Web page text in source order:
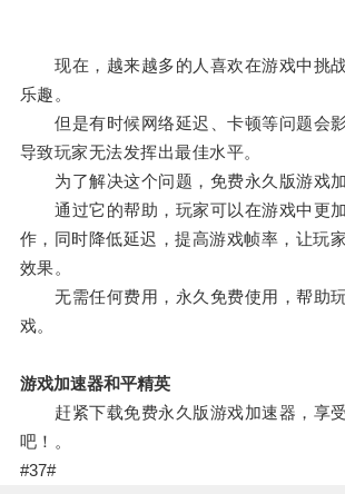
现在，越来越多的人喜欢在游戏中挑
乐趣。
但是有时候网络延迟、卡顿等问题会影
导致玩家无法发挥出最佳水平。
为了解决这个问题，免费永久版游戏加
通过它的帮助，玩家可以在游戏中更
作，同时降低延迟，提高游戏帧率，让玩
效果。
无需任何费用，永久免费使用，帮助
戏。
游戏加速器和平精英
赶紧下载免费永久版游戏加速器，享
吧！。
#37#